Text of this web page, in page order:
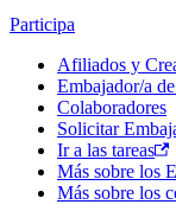
Participa
Afiliados y
Embajador/a
Colaboradores
Solicitar
Ir a las tareas
Más sobre los
Más sobre los